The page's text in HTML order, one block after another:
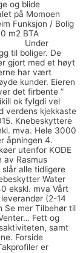
og blide
på Momoen
Funksjon / Bolig
m2 BTA
Under
til boliger. De
gjort med et høyt
har vært
kunder. Eieren
det firbente ”
ok fylgdi vel
verdens kjekkaste
Knebeskyttere
mva. Hele 3000
åpningen 4.
utenfor KODE
av Rasmus
alle tidligere
Water
ekskl. mva Vårt
(2-14
Se mer Tilbehør til
Fett og
samt
Forside
er